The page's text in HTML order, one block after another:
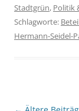
Stadtgrün, Politik
Schlagworte:
Hermann-Seidel-